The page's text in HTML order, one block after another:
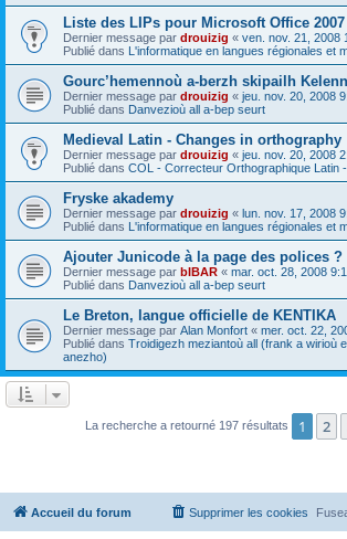
Liste des LIPs pour Microsoft Office 2007
Dernier message par drouizig « ven. nov. 21, 2008
Publié dans L'informatique en langues régionales et
Gourc’hemennoù a-berzh skipailh Kelenn
Dernier message par drouizig « jeu. nov. 20, 2008
Publié dans Danvezioù all a-bep seurt
Medieval Latin - Changes in orthography
Dernier message par drouizig « jeu. nov. 20, 2008
Publié dans COL - Correcteur Orthographique Latin
Fryske akademy
Dernier message par drouizig « lun. nov. 17, 2008
Publié dans L'informatique en langues régionales et
Ajouter Junicode à la page des polices ?
Dernier message par bIBAR « mar. oct. 28, 2008
Publié dans Danvezioù all a-bep seurt
Le Breton, langue officielle de KENTIKA
Dernier message par Alan Monfort « mer. oct. 22,
Publié dans Troidigezh meziantoù all (frank a wirioù
anezho)
La recherche a retourné 197 résultats 1 2
Accueil du forum Supprimer les cookies